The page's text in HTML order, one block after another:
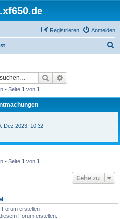
Anmelden
Registrieren
Suche
• Seite 1 von 1
Dez 2023, 10:32
• Seite 1 von 1
Gehe zu
erstellen.
Forum erstellen.